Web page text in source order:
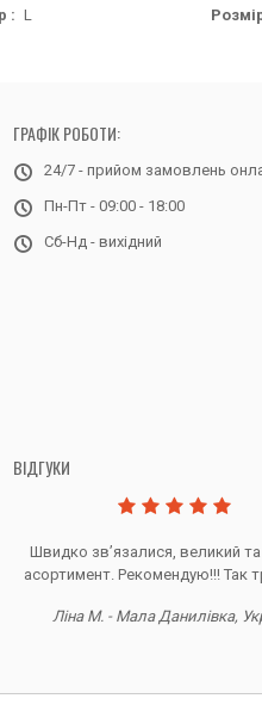
: L
ГРАФІК РОБОТИ:
24/7 - прийом замовлень
Пн-Пт - 09:00 - 18:00
Сб-Нд - вихідний
ВІДГУКИ
Швидко звʼязалися, великий та
асортимент. Рекомендую!!! Так
Ліна М. - Мала Данилівка,